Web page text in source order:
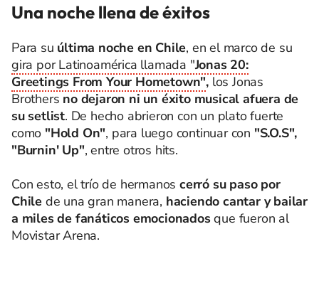
Una noche llena de éxitos
Para su última noche en Chile, en el marco de su
gira por Latinoamérica llamada "Jonas 20:
Greetings From Your Hometown", los Jonas
Brothers no dejaron ni un éxito musical afuera de
su setlist. De hecho abrieron con un plato fuerte
como "Hold On", para luego continuar con "S.O.S",
"Burnin' Up", entre otros hits.
Con esto, el trío de hermanos cerró su paso por
Chile de una gran manera, haciendo cantar y bailar
a miles de fanáticos emocionadosque fueron al
Movistar Arena.